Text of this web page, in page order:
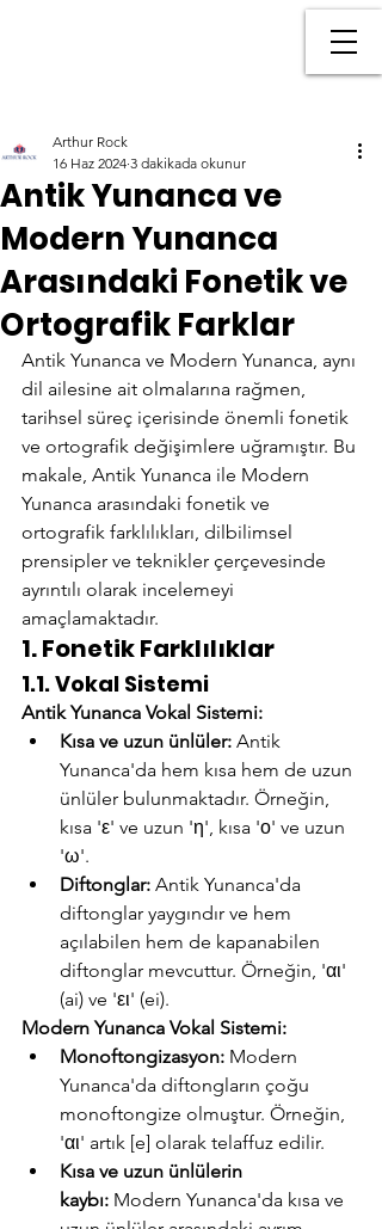
Antik Yunanca ve
Modern Yunanca
Arasındaki Fonetik ve
Ortografik Farklar
Arthur Rock
16 Haz 2024 3 dakikada okunur
Antik Yunanca ve Modern Yunanca, aynı
dil ailesine ait olmalarına rağmen,
tarihsel süreç içerisinde önemli fonetik
ve ortografik değişimlere uğramıştır. Bu
makale, Antik Yunanca ile Modern
Yunanca arasındaki fonetik ve
ortografik farklılıkları, dilbilimsel
prensipler ve teknikler çerçevesinde
ayrıntılı olarak incelemeyi
amaçlamaktadır.
1. Fonetik Farklılıklar
1.1. Vokal Sistemi
Antik Yunanca Vokal Sistemi:
Kısa ve uzun ünlüler: Antik
Yunanca'da hem kısa hem de uzun
ünlüler bulunmaktadır. Örneğin,
kısa 'ε' ve uzun 'η', kısa 'ο' ve uzun
'ω'.
Diftonglar: Antik Yunanca'da
diftonglar yaygındır ve hem
açılabilen hem de kapanabilen
diftonglar mevcuttur. Örneğin, 'αι'
(ai) ve 'ει' (ei).
Modern Yunanca Vokal Sistemi:
Monoftongizasyon: Modern
Yunanca'da diftongların çoğu
monoftongize olmuştur. Örneğin,
'αι' artık [e] olarak telaffuz edilir.
Kısa ve uzun ünlülerin
kaybı: Modern Yunanca'da kısa ve